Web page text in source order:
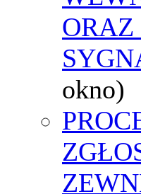
ORAZ
okno)